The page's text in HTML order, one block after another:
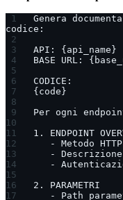
Genera
codice:
API: {api_name}
BASE URL:
CODICE:
{code}
Per ogni
1. ENDPOINT
- Metodo
-
-
2. PARAMETRI
- Path